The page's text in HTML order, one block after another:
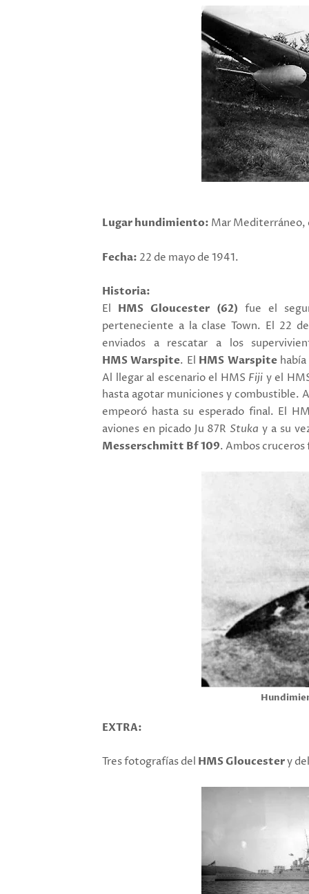
Lugar hundimiento: Mar Mediterráneo,
Fecha: 22 de mayo de 1941.
Historia:
El HMS Gloucester (62) fue el
perteneciente a la clase Town. El 22
enviados a rescatar a los
HMS Warspite. El HMS Warspite
Al llegar al escenario el HMS Fiji y el
hasta agotar municiones y combustible.
empeoró hasta su esperado final. El
aviones en picado Ju 87R Stuka y a su
Messerschmitt Bf 109. Ambos
EXTRA:
Tres fotografías del HMS Gloucestery